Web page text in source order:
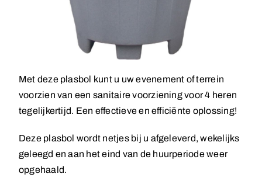
Met deze plasbol kunt u uw evenement of terrein
voorzien van een sanitaire voorziening voor 4 heren
tegelijkertijd. Een effectieve en efficiënte oplossing!
Deze plasbol wordt netjes bij u afgeleverd, wekelijks
geleegd en aan het eind van de huurperiode weer
opgehaald.